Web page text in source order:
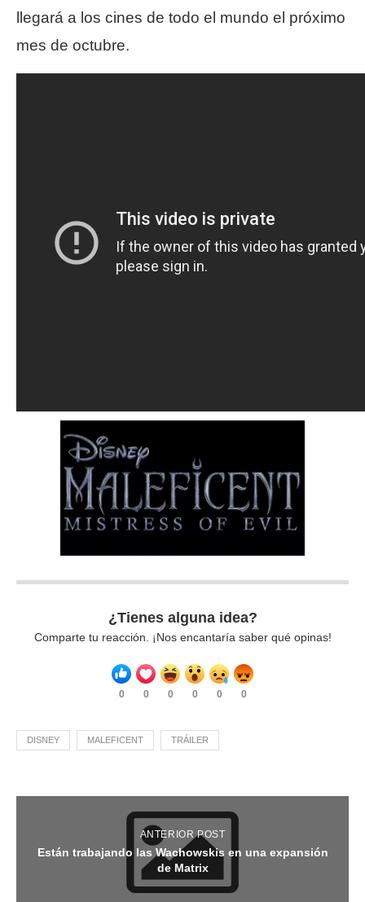
llegará a los cines de todo el mundo el próximo
mes de octubre.
¿Tienes alguna idea?
Comparte tu reacción. ¡Nos encantaría saber qué opinas!
0 0 0 0 0 0
DISNEY MALEFICENT TRÁILER
ANTERIOR POST
Están trabajando las Wachowskis en una expansión
de Matrix